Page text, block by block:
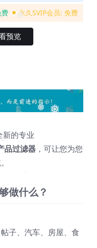
❅
❅
永久SVIP会员: 免费
预览
的专业
品过滤器 ，可让您为您
做什么？
子、汽车、房屋、食